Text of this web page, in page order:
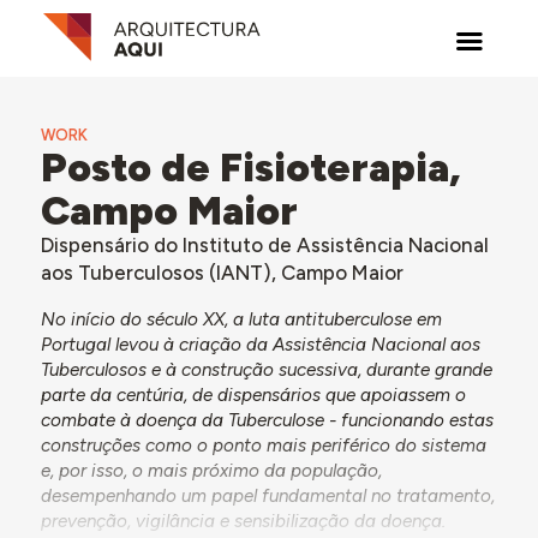
WORK
Posto de Fisioterapia,
Campo Maior
Dispensário do Instituto de Assistência Nacional
aos Tuberculosos (IANT), Campo Maior
No início do século XX, a luta antituberculose em
Portugal levou à criação da Assistência Nacional aos
Tuberculosos e à construção sucessiva, durante grande
parte da centúria, de dispensários que apoiassem o
combate à doença da Tuberculose - funcionando estas
construções como o ponto mais periférico do sistema
e, por isso, o mais próximo da população,
desempenhando um papel fundamental no tratamento,
prevenção, vigilância e sensibilização da doença.